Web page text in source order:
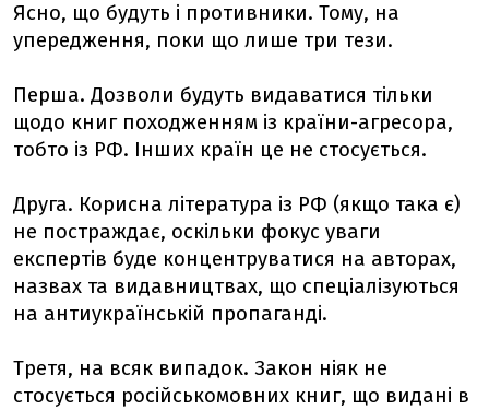
Ясно, що будуть і противники. Тому, на
упередження, поки що лише три тези.
Перша. Дозволи будуть видаватися тільки
щодо книг походженням із країни-агресора,
тобто із РФ. Інших країн це не стосується.
Друга. Корисна література із РФ (якщо така є)
не постраждає, оскільки фокус уваги
експертів буде концентруватися на авторах,
назвах та видавництвах, що спеціалізуються
на антиукраїнській пропаганді.
Третя, на всяк випадок. Закон ніяк не
стосується російськомовних книг, що видані в